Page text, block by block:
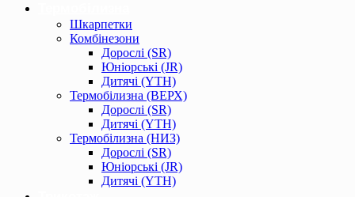
Шкарпетки
Комбінезони
Дорослі (SR)
Юніорські (JR)
Дитячі (YTH)
Термобілизна (ВЕРХ)
Дорослі (SR)
Дитячі (YTH)
Термобілизна (НИЗ)
Дорослі (SR)
Юніорські (JR)
Дитячі (YTH)